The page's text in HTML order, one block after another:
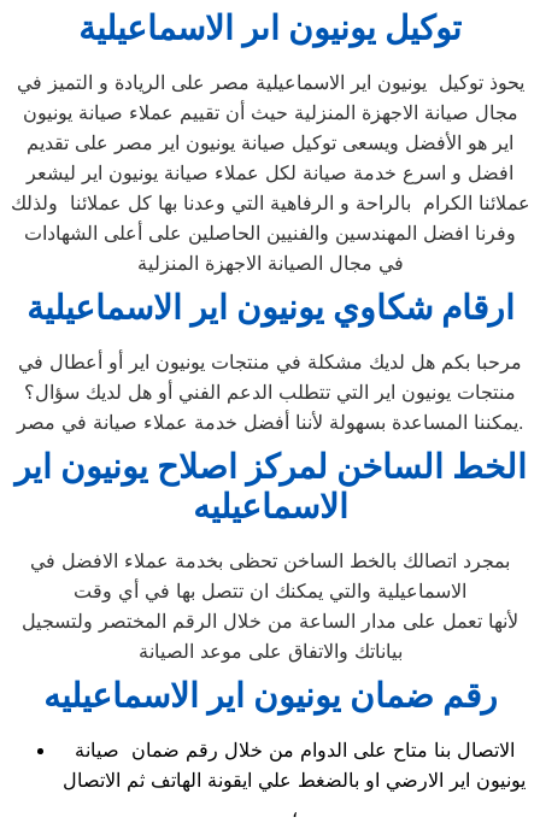
توكيل يونيون اىر الاسماعيلية
يحوذ توكيل يونيون اير الاسماعيلية مصر على الريادة و التميز في
مجال صيانة الاجهزة المنزلية حيث أن تقييم عملاء صيانة يونيون
اير هو الأفضل ويسعى توكيل صيانة يونيون اير مصر على تقديم
افضل و اسرع خدمة صيانة لكل عملاء صيانة يونيون اير ليشعر
عملائنا الكرام بالراحة و الرفاهية التي وعدنا بها كل عملائنا ولذلك
وفرنا افضل المهندسين والفنيين الحاصلين على أعلى الشهادات
في مجال الصيانة الاجهزة المنزلية
ارقام شكاوي يونيون اير الاسماعيلية
مرحبا بكم هل لديك مشكلة في منتجات يونيون اير أو أعطال في
منتجات يونيون اير التي تتطلب الدعم الفني أو هل لديك سؤال؟
يمكننا المساعدة بسهولة لأننا أفضل خدمة عملاء صيانة في مصر.
الخط الساخن لمركز اصلاح يونيون اير
الاسماعيليه
بمجرد اتصالك بالخط الساخن تحظى بخدمة عملاء الافضل في
الاسماعيلية والتي يمكنك ان تتصل بها في أي وقت
لأنها تعمل على مدار الساعة من خلال الرقم المختصر ولتسجيل
بياناتك والاتفاق على موعد الصيانة
رقم ضمان يونيون اير الاسماعيليه
الاتصال بنا متاح على الدوام من خلال رقم ضمان صيانة
يونيون اير الارضي او بالضغط علي ايقونة الهاتف ثم الاتصال
،